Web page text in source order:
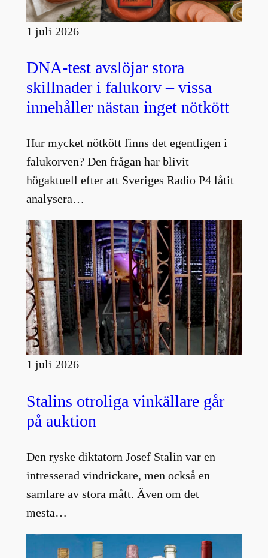
1 juli 2026
DNA-test avslöjar stora
skillnader i falukorv – vissa
innehåller nästan inget nötkött
Hur mycket nötkött finns det egentligen i
falukorven? Den frågan har blivit
högaktuell efter att Sveriges Radio P4 låtit
analysera…
1 juli 2026
Stalins otroliga vinkällare går
på auktion
Den ryske diktatorn Josef Stalin var en
intresserad vindrickare, men också en
samlare av stora mått. Även om det
mesta…